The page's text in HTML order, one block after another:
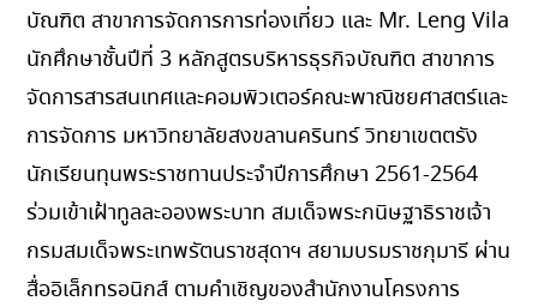
บัณฑิต สาขาการจัดการการท่องเที่ยว และ Mr. Leng Vila
นักศึกษาชั้นปีที่ 3 หลักสูตรบริหารธุรกิจบัณฑิต สาขาการ
จัดการสารสนเทศและคอมพิวเตอร์คณะพาณิชยศาสตร์และ
การจัดการ มหาวิทยาลัยสงขลานครินทร์ วิทยาเขตตรัง
นักเรียนทุนพระราชทานประจำปีการศึกษา 2561-2564
ร่วมเข้าเฝ้าทูลละอองพระบาท สมเด็จพระกนิษฐาธิราชเจ้า
กรมสมเด็จพระเทพรัตนราชสุดาฯ สยามบรมราชกุมารี ผ่าน
สื่ออิเล็กทรอนิกส์ ตามคำเชิญของสำนักงานโครงการ